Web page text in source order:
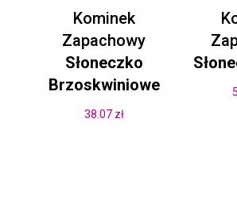
Kominek
Zapachowy
Słoneczko
Brzoskwiniowe
38.07 zł